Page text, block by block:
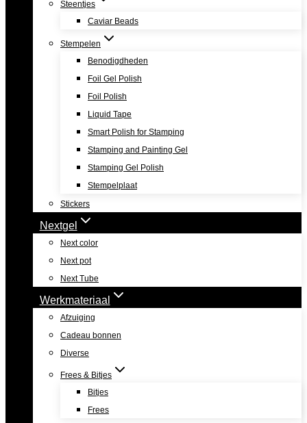
Steentjes
Caviar Beads
Stempelen
Benodigdheden
Foil Gel Polish
Foil Polish
Liquid Tape
Smart Polish for Stamping
Stamping and Painting Gel
Stamping Gel Polish
Stempelplaat
Stickers
Nextgel
Next color
Next pot
Next Tube
Werkmateriaal
Afzuiging
Cadeau bonnen
Diverse
Frees & Bitjes
Bitjes
Frees